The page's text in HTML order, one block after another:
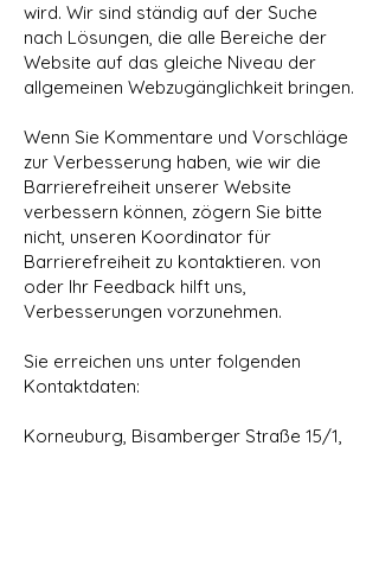
wird. Wir sind ständig auf der Suche
nach Lösungen, die alle Bereiche der
Website auf das gleiche Niveau der
allgemeinen Webzugänglichkeit bringen.
Wenn Sie Kommentare und Vorschläge
zur Verbesserung haben, wie wir die
Barrierefreiheit unserer Website
verbessern können, zögern Sie bitte
nicht, unseren Koordinator für
Barrierefreiheit zu kontaktieren. von
oder Ihr Feedback hilft uns,
Verbesserungen vorzunehmen.
Sie erreichen uns unter folgenden
Kontaktdaten:
Korneuburg, Bisamberger Straße 15/1,